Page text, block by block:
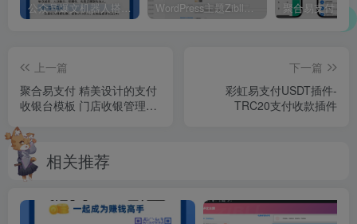
公众号爆文机器人搭建图文教程并附公众号机器人12.2源码 WordPress主题Zibll子比主题zibll-V8.1绕权版+安装教程
上一篇
聚合易支付 精美设计的支付
收银台模板 门店收银管理系
下一篇
彩虹易支付USDT插件-
TRC20支付收款插件
相关推荐